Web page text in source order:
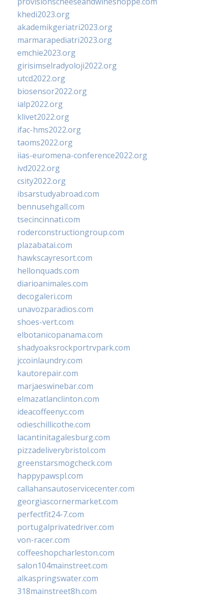
khedi2023.org
akademikgeriatri2023.org
marmarapediatri2023.org
emchie2023.org
girisimselradyoloji2022.org
utcd2022.org
biosensor2022.org
ialp2022.org
klivet2022.org
ifac-hms2022.org
taoms2022.org
iias-euromena-conference2022.org
ivd2022.org
csity2022.org
ibsarstudyabroad.com
bennusehgall.com
tsecincinnati.com
roderconstructiongroup.com
plazabatai.com
hawkscayresort.com
hellonquads.com
diarioanimales.com
decogaleri.com
unavozparadios.com
shoes-vert.com
elbotanicopanama.com
shadyoaksrockportrvpark.com
jccoinlaundry.com
kautorepair.com
marjaeswinebar.com
elmazatlanclinton.com
ideacoffeenyc.com
odieschillicothe.com
lacantinitagalesburg.com
pizzadeliverybristol.com
greenstarsmogcheck.com
happypawspl.com
callahansautoservicecenter.com
georgiascornermarket.com
perfectfit24-7.com
portugalprivatedriver.com
von-racer.com
coffeeshopcharleston.com
salon104mainstreet.com
alkaspringswater.com
318mainstreet8h.com